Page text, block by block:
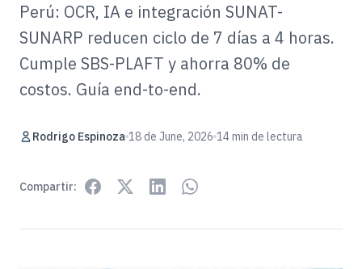
Perú: OCR, IA e integración SUNAT-
SUNARP reducen ciclo de 7 días a 4 horas.
Cumple SBS-PLAFT y ahorra 80% de
costos. Guía end-to-end.
Rodrigo Espinoza 18 de June, 2026 14 min de lectura
Compartir: